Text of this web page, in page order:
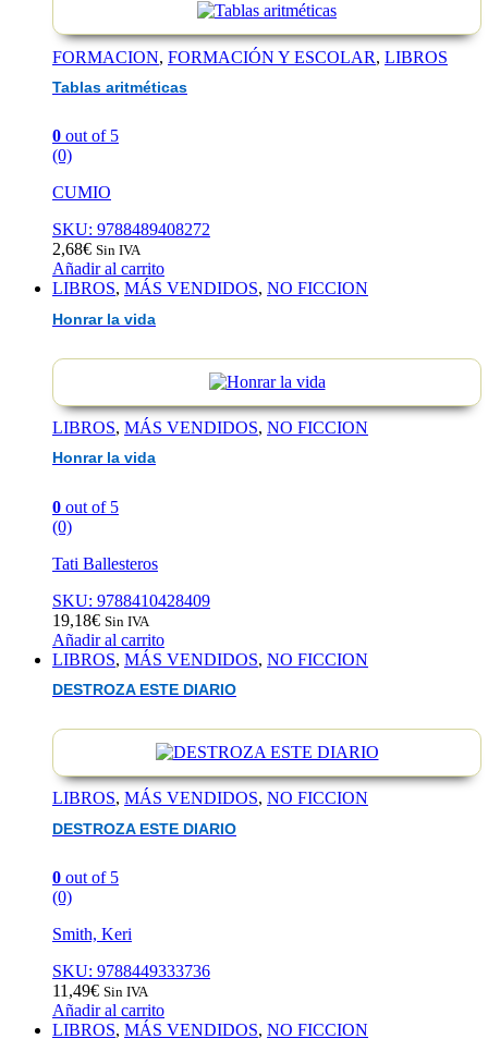
FORMACION, FORMACIÓN Y ESCOLAR, LIBROS
Tablas aritméticas
0 out of 5
(0)
CUMIO
SKU: 9788489408272
2,68€ Sin IVA
Añadir al carrito
LIBROS, MÁS VENDIDOS, NO FICCION
Honrar la vida
LIBROS, MÁS VENDIDOS, NO FICCION
Honrar la vida
0 out of 5
(0)
Tati Ballesteros
SKU: 9788410428409
19,18€ Sin IVA
Añadir al carrito
LIBROS, MÁS VENDIDOS, NO FICCION
DESTROZA ESTE DIARIO
LIBROS, MÁS VENDIDOS, NO FICCION
DESTROZA ESTE DIARIO
0 out of 5
(0)
Smith, Keri
SKU: 9788449333736
11,49€ Sin IVA
Añadir al carrito
LIBROS, MÁS VENDIDOS, NO FICCION